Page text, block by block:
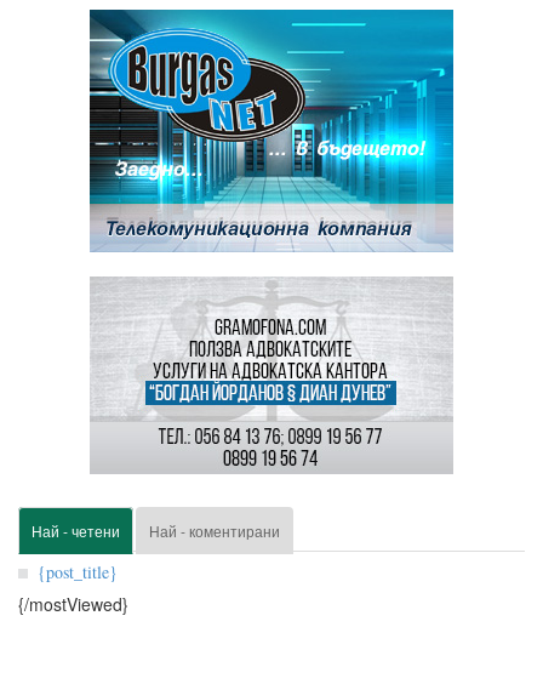
Най - четени Най - коментирани
{post_title}
{/mostViewed}